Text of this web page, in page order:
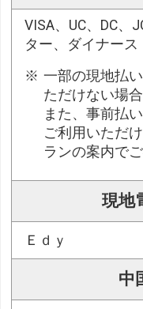
VISA、UC、DC、
ター、ダイナース
一部の現地払
ただけない場
また、事前払
ご利用いただ
ランの案内で
現地
Ｅｄｙ
中